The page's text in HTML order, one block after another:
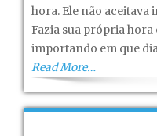
hora. Ele não aceitava
Fazia sua própria hora
importando em que
Read More…